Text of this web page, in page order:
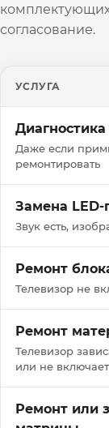
согласование.
УСЛУГА
Диагностика
Даже если
ремонтировать
Замена LED-
Звук есть,
Ремонт
Телевизор не
Ремонт
Телевизор
или не
Ремонт или